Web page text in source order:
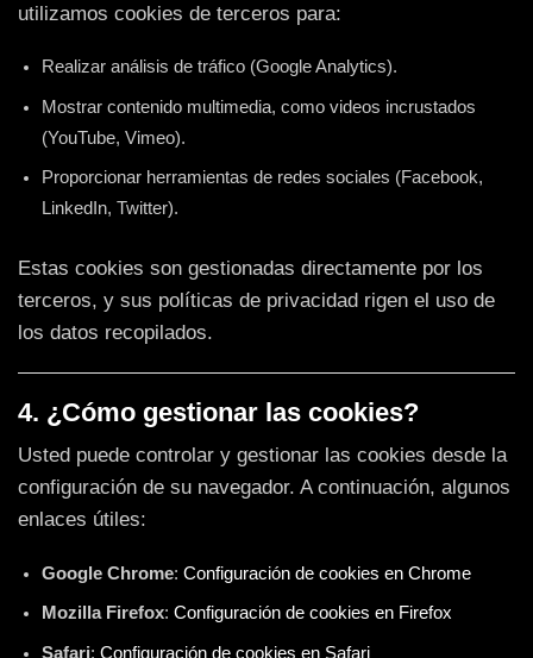
utilizamos cookies de terceros para:
Realizar análisis de tráfico (Google Analytics).
Mostrar contenido multimedia, como videos incrustados
(YouTube, Vimeo).
Proporcionar herramientas de redes sociales (Facebook,
LinkedIn, Twitter).
Estas cookies son gestionadas directamente por los
terceros, y sus políticas de privacidad rigen el uso de
los datos recopilados.
4. ¿Cómo gestionar las cookies?
Usted puede controlar y gestionar las cookies desde la
configuración de su navegador. A continuación, algunos
enlaces útiles:
Google Chrome: Configuración de cookies en Chrome
Mozilla Firefox: Configuración de cookies en Firefox
Safari: Configuración de cookies en Safari